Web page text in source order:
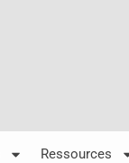
Ressources